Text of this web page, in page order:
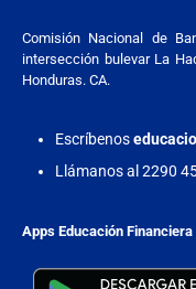
Comisión Nacional de
intersección bulevar La
Honduras. CA.
Escríbenos
Llámanos al 2290
Apps Educación Financiera